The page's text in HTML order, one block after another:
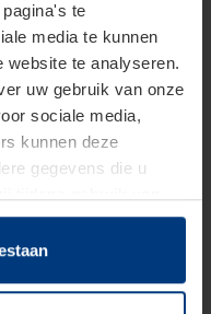
te
media te kunnen
website te analyseren.
uw gebruik van onze
sociale media,
kunnen deze
gegevens die u
op uw
is. Voor alle andere